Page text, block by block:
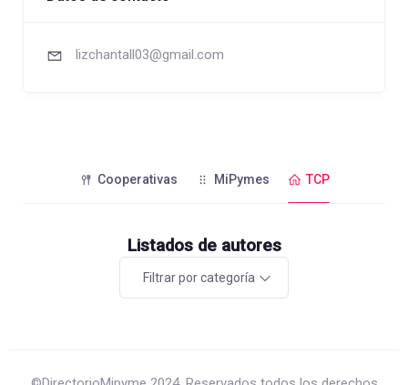
lizchantall03@gmail.com
Cooperativas MiPymes TCP
Listados de autores
Filtrar por categoría